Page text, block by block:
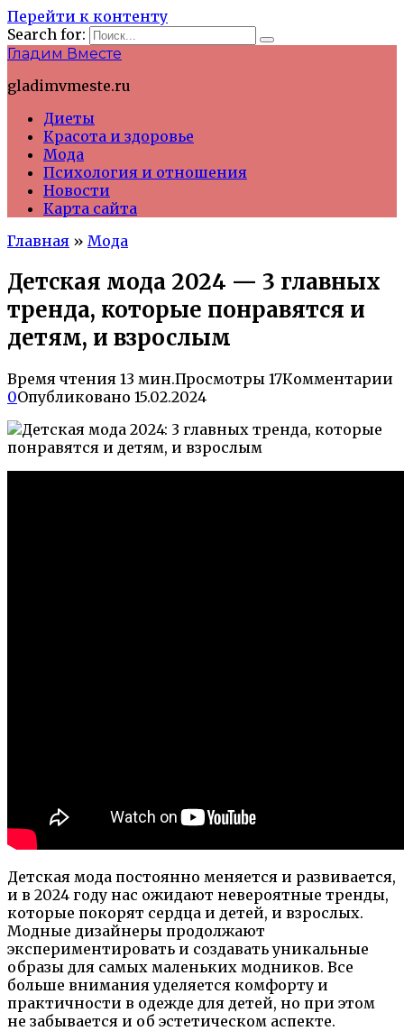
Перейти к контенту
Search for:
Гладим Вместе
gladimvmeste.ru
Диеты
Красота и здоровье
Мода
Психология и отношения
Новости
Карта сайта
Главная » Мода
Детская мода 2024 — 3 главных
тренда, которые понравятся и
детям, и взрослым
Время чтения 13 мин.Просмотры 17Комментарии
0Опубликовано 15.02.2024
Детская мода постоянно меняется и развивается,
и в 2024 году нас ожидают невероятные тренды,
которые покорят сердца и детей, и взрослых.
Модные дизайнеры продолжают
экспериментировать и создавать уникальные
образы для самых маленьких модников. Все
больше внимания уделяется комфорту и
практичности в одежде для детей, но при этом
не забывается и об эстетическом аспекте.